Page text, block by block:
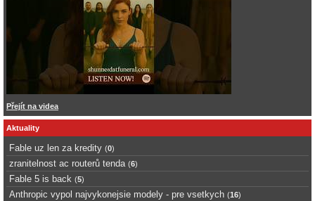
Přejít na videa
Aktuality
Fable uz len za kredity (0)
zranitelnost ac routerů tenda (6)
Fable 5 is back (5)
Anthropic vypol najvykonejsie modely - pre vsetkych (16)